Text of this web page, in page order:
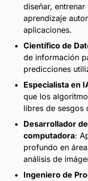
diseñar,
aprendizaje
aplicaciones.
Científico de
de información
predicciones
Especialista en
que los
libres de sesgos
Desarrollador
computadora:
profundo en
análisis de
Ingeniero de